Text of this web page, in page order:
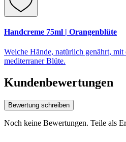
Handcreme 75ml | Orangenblüte
Weiche Hände, natürlich genährt,
mediterraner Blüte.
Kundenbewertungen
Bewertung schreiben
Noch keine Bewertungen. Teile als